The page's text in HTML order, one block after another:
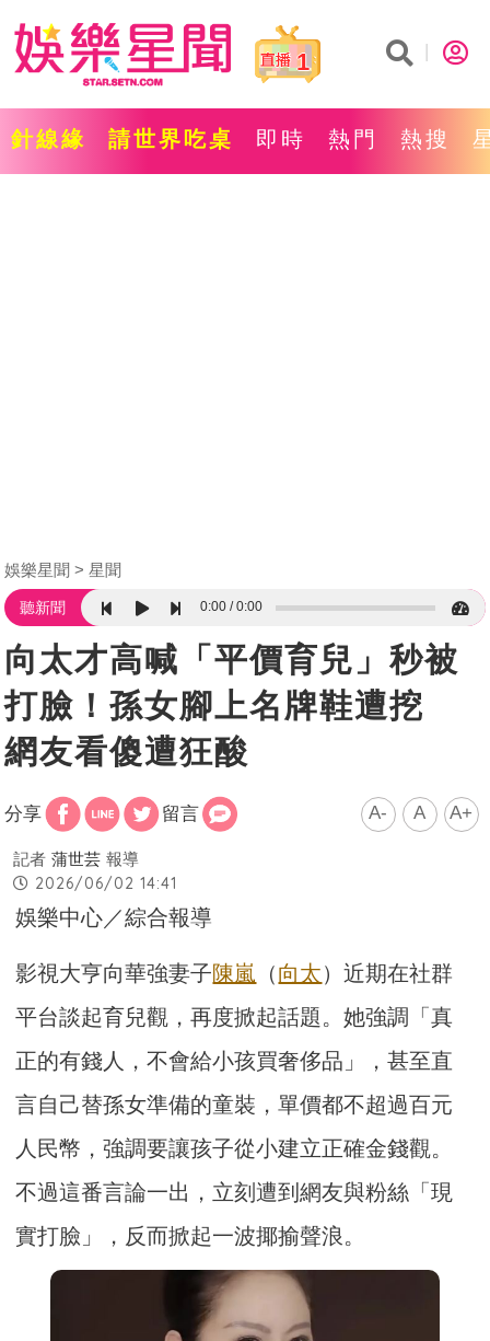
1
針線緣 請世界吃桌 即時 熱門 熱搜
娛樂星聞 星聞
聽新聞 0:00 0:00
向太才高喊「平價育兒」秒被
打臉！孫女腳上名牌鞋遭挖
網友看傻遭狂酸
分享 留言 A- A A+
記者 蒲世芸 報導
2026/06/02 14:41
娛樂中心／綜合報導
影視大亨向華強妻子陳嵐 （向太）近期在社群
平台談起育兒觀，再度掀起話題。她強調「真
正的有錢人，不會給小孩買奢侈品」，甚至直
言自己替孫女準備的童裝，單價都不超過百元
人民幣，強調要讓孩子從小建立正確金錢觀。
不過這番言論一出，立刻遭到網友與粉絲「現
實打臉」，反而掀起一波揶揄聲浪。